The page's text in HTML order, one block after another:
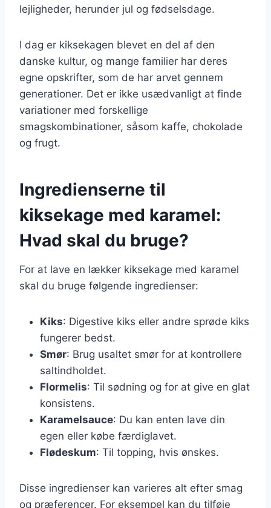
lejligheder, herunder jul og fødselsdage.
I dag er kiksekagen blevet en del af den
danske kultur, og mange familier har deres
egne opskrifter, som de har arvet gennem
generationer. Det er ikke usædvanligt at finde
variationer med forskellige
smagskombinationer, såsom kaffe, chokolade
og frugt.
Ingredienserne til
kiksekage med karamel:
Hvad skal du bruge?
For at lave en lækker kiksekage med karamel
skal du bruge følgende ingredienser:
Kiks: Digestive kiks eller andre sprøde kiks
fungerer bedst.
Smør: Brug usaltet smør for at kontrollere
saltindholdet.
Flormelis: Til sødning og for at give en glat
konsistens.
Karamelsauce: Du kan enten lave din
egen eller købe færdiglavet.
Flødeskum: Til topping, hvis ønskes.
Disse ingredienser kan varieres alt efter smag
og præferencer. For eksempel kan du tilføje